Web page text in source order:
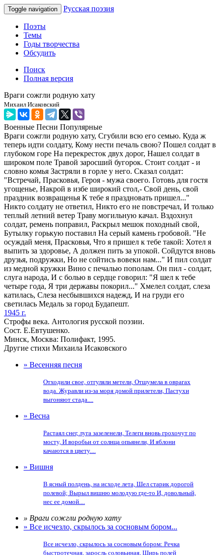
Toggle navigation Русская поэзия
Поэты
Темы
Годы творчества
Обсудить
Поиск
Полная версия
Враги сожгли родную хату
Михаил Исаковский
Военные Песни Популярные
Враги сожгли родную хату, Сгубили всю его семью. Куда ж
теперь идти солдату, Кому нести печаль свою? Пошел солдат в
глубоком горе На перекресток двух дорог, Нашел солдат в
широком поле Травой заросший бугорок. Стоит солдат - и
словно комья Застряли в горле у него. Сказал солдат:
"Встречай, Прасковья, Героя - мужа своего. Готовь для гостя
угощенье, Накрой в избе широкий стол,- Свой день, свой
праздник возвращенья К тебе я праздновать пришел..."
Никто солдату не ответил, Никто его не повстречал, И только
теплый летний ветер Траву могильную качал. Вздохнул
солдат, ремень поправил, Раскрыл мешок походный свой,
Бутылку горькую поставил На серый камень гробовой. "Не
осуждай меня, Прасковья, Что я пришел к тебе такой: Хотел я
выпить за здоровье, А должен пить за упокой. Сойдутся вновь
друзья, подружки, Но не сойтись вовеки нам..." И пил солдат
из медной кружки Вино с печалью пополам. Он пил - солдат,
слуга народа, И с болью в сердце говорил: "Я шел к тебе
четыре года, Я три державы покорил..." Хмелел солдат, слеза
катилась, Слеза несбывшихся надежд, И на груди его
светилась Медаль за город Будапешт.
1945 г.
Строфы века. Антология русской поэзии.
Сост. Е.Евтушенко.
Минск, Москва: Полифакт, 1995.
Другие стихи Михаила Исаковского
» Весенняя песня
Отходили свое, отгуляли метели, Отшумела в оврагах
вода. Журавли из-за моря домой прилетели, Пастухи
выгоняют стада....
» Весна
Растаял снег, луга зазеленели, Телеги вновь грохочут по
мосту, И воробьи от солнца опьянели, И яблони
качаются в цвету....
» Вишня
В ясный полдень, на исходе лета, Шел старик дорогой
полевой; Вырыл вишню молодую где-то И, довольный,
нес ее домой....
» Враги сожгли родную хату
» Все исчезло, скрылось за сосновым бором...
Все исчезло, скрылось за сосновым бором: Речка
быстротечная, заросль соловьиная, Ширь полей